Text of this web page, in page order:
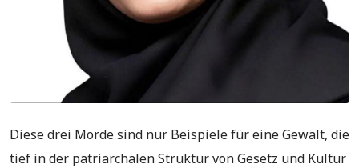
Diese drei Morde sind nur Beispiele für eine Gewalt, die
tief in der patriarchalen Struktur von Gesetz und Kultur